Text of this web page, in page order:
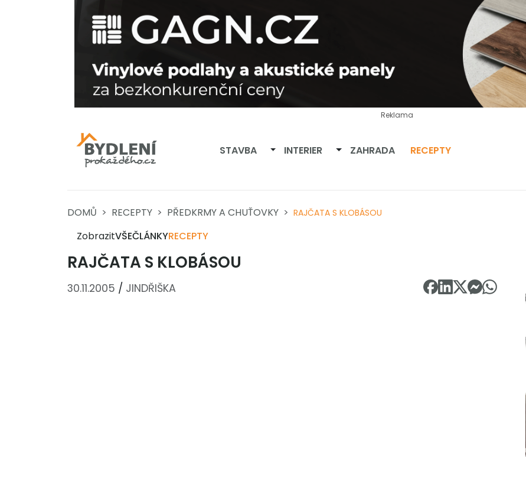
Reklama
STAVBA Přepnout dropdown
INTERIER Přepnout dropdown
ZAHRADA RECEPTY
DOMŮ RECEPTY PŘEDKRMY A CHUŤOVKY RAJČATA S KLOBÁSOU
ZobrazitVŠEČLÁNKYRECEPTY
RAJČATA S KLOBÁSOU
30.11.2005 / JINDŘIŠKA